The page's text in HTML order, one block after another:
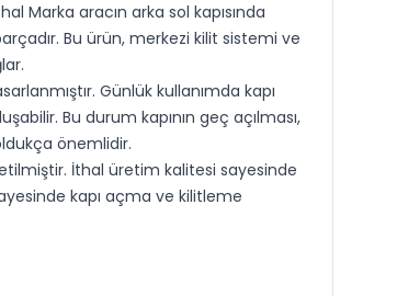
Marka aracın arka sol kapısında
Bu ürün, merkezi kilit sistemi ve
Günlük kullanımda kapı
Bu durum kapının geç açılması,
önemlidir.
İthal üretim kalitesi sayesinde
kapı açma ve kilitleme